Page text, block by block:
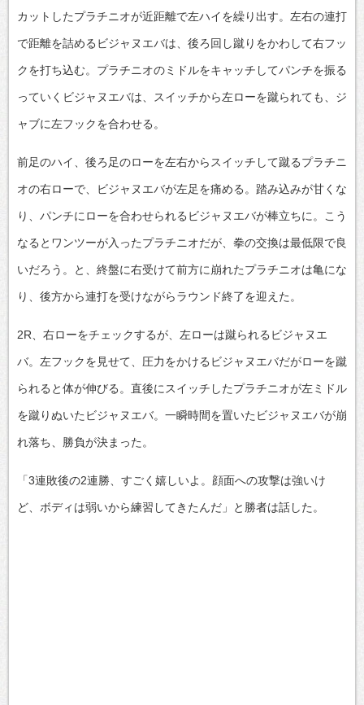
カットしたプラチニオが近距離で左ハイを繰り出す。左右の連打
で距離を詰めるビジャヌエバは、後ろ回し蹴りをかわして右フッ
クを打ち込む。プラチニオのミドルをキャッチしてパンチを振る
っていくビジャヌエバは、スイッチから左ローを蹴られても、ジ
ャブに左フックを合わせる。
前足のハイ、後ろ足のローを左右からスイッチして蹴るプラチニ
オの右ローで、ビジャヌエバが左足を痛める。踏み込みが甘くな
り、パンチにローを合わせられるビジャヌエバが棒立ちに。こう
なるとワンツーが入ったプラチニオだが、拳の交換は最低限で良
いだろう。と、終盤に右受けて前方に崩れたプラチニオは亀にな
り、後方から連打を受けながらラウンド終了を迎えた。
2R、右ローをチェックするが、左ローは蹴られるビジャヌエ
バ。左フックを見せて、圧力をかけるビジャヌエバだがローを蹴
られると体が伸びる。直後にスイッチしたプラチニオが左ミドル
を蹴りぬいたビジャヌエバ。一瞬時間を置いたビジャヌエバが崩
れ落ち、勝負が決まった。
「3連敗後の2連勝、すごく嬉しいよ。顔面への攻撃は強いけ
ど、ボディは弱いから練習してきたんだ」と勝者は話した。